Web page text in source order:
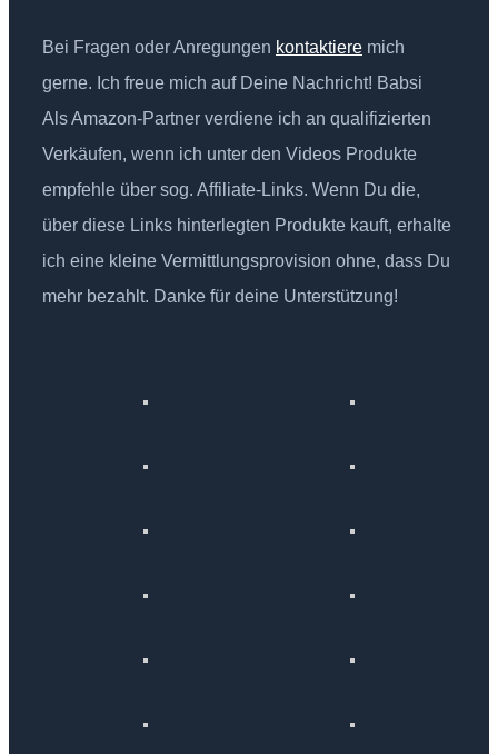
Bei Fragen oder Anregungen kontaktiere mich
gerne. Ich freue mich auf Deine Nachricht! Babsi
Als Amazon-Partner verdiene ich an qualifizierten
Verkäufen, wenn ich unter den Videos Produkte
empfehle über sog. Affiliate-Links. Wenn Du die,
über diese Links hinterlegten Produkte kauft, erhalte
ich eine kleine Vermittlungsprovision ohne, dass Du
mehr bezahlt. Danke für deine Unterstützung!